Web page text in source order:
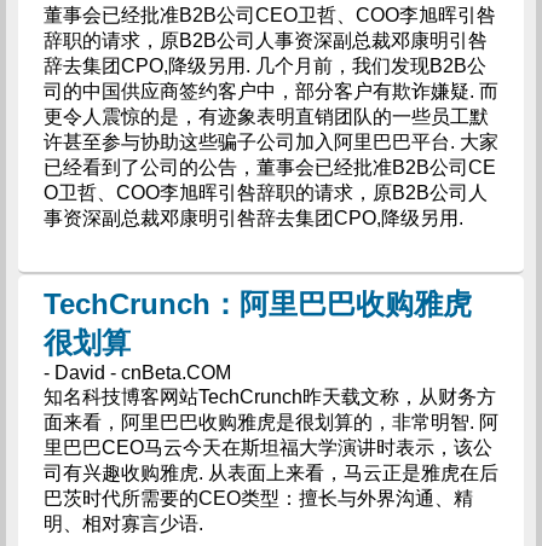
董事会已经批准B2B公司CEO卫哲、COO李旭晖引咎
辞职的请求，原B2B公司人事资深副总裁邓康明引咎
辞去集团CPO,降级另用. 几个月前，我们发现B2B公
司的中国供应商签约客户中，部分客户有欺诈嫌疑. 而
更令人震惊的是，有迹象表明直销团队的一些员工默
许甚至参与协助这些骗子公司加入阿里巴巴平台. 大家
已经看到了公司的公告，董事会已经批准B2B公司CE
O卫哲、COO李旭晖引咎辞职的请求，原B2B公司人
事资深副总裁邓康明引咎辞去集团CPO,降级另用.
TechCrunch：阿里巴巴收购雅虎
很划算
- David - cnBeta.COM
知名科技博客网站TechCrunch昨天载文称，从财务方
面来看，阿里巴巴收购雅虎是很划算的，非常明智. 阿
里巴巴CEO马云今天在斯坦福大学演讲时表示，该公
司有兴趣收购雅虎. 从表面上来看，马云正是雅虎在后
巴茨时代所需要的CEO类型：擅长与外界沟通、精
明、相对寡言少语.